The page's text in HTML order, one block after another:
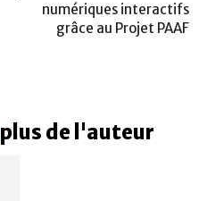
numériques interactifs
grâce au Projet PAAF
plus de l'auteur